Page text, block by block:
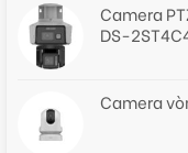
Camera
DS-
Camera